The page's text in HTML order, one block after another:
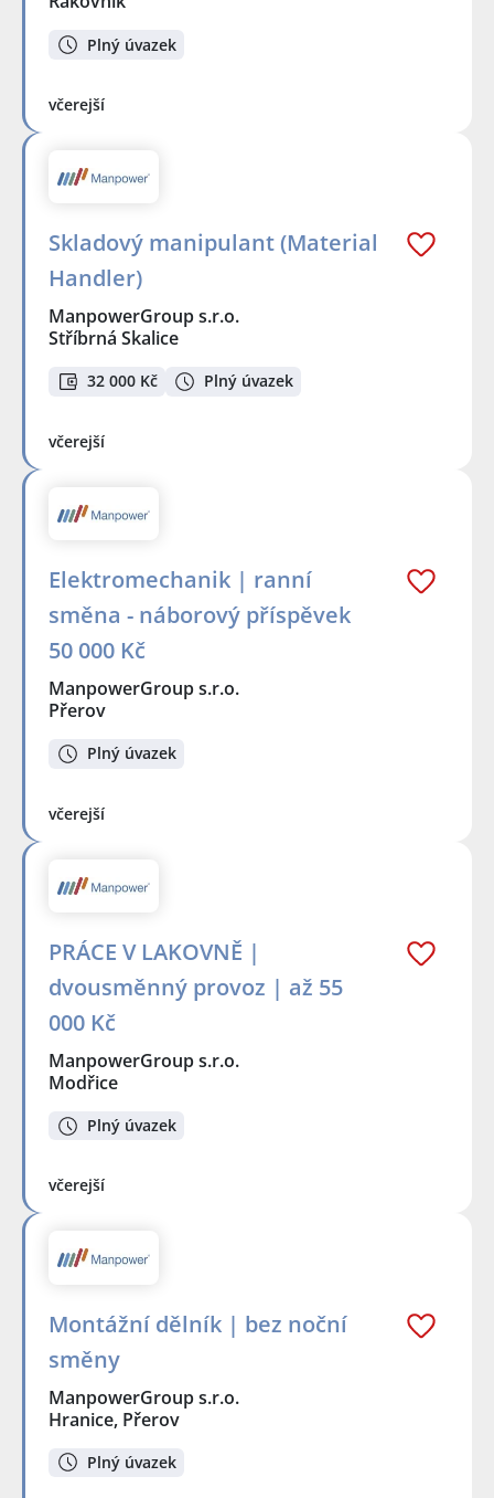
Plný úvazek
včerejší
Skladový manipulant (Material
Handler)
ManpowerGroup s.r.o.
Stříbrná Skalice
32 000 Kč Plný úvazek
včerejší
Elektromechanik | ranní
směna - náborový příspěvek
50 000 Kč
ManpowerGroup s.r.o.
Přerov
Plný úvazek
včerejší
PRÁCE V LAKOVNĚ |
dvousměnný provoz | až 55
000 Kč
ManpowerGroup s.r.o.
Modřice
Plný úvazek
včerejší
Montážní dělník | bez noční
směny
ManpowerGroup s.r.o.
Hranice, Přerov
Plný úvazek